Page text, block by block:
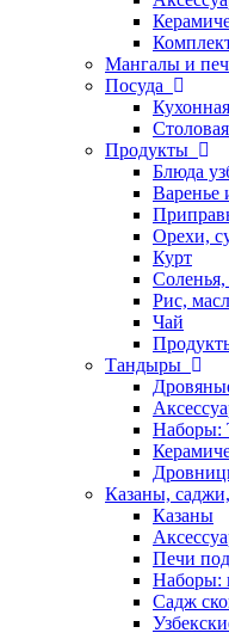
Мангалы и
Посуда
Продукты
Блюда
Варенье
Орехи,
Курт
Соленья,
Рис,
Чай
Тандыры
Наборы:
Казаны,
Казаны
Печи
Наборы:
Садж